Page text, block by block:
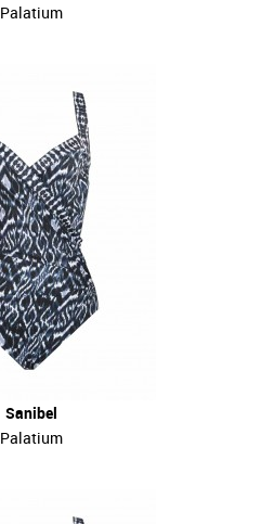
Palatium
Sanibel
Palatium